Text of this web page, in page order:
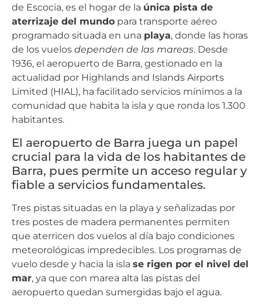
de Escocia, es el hogar de la única pista de
aterrizaje del mundo para transporte aéreo
programado situada en una playa, donde las horas
de los vuelos dependen de las mareas. Desde
1936, el aeropuerto de Barra, gestionado en la
actualidad por Highlands and Islands Airports
Limited (HIAL), ha facilitado servicios mínimos a la
comunidad que habita la isla y que ronda los 1.300
habitantes.
El aeropuerto de Barra juega un papel
crucial para la vida de los habitantes de
Barra, pues permite un acceso regular y
fiable a servicios fundamentales.
Tres pistas situadas en la playa y señalizadas por
tres postes de madera permanentes permiten
que aterricen dos vuelos al día bajo condiciones
meteorológicas impredecibles. Los programas de
vuelo desde y hacia la isla se rigen por el nivel del
mar, ya que con marea alta las pistas del
aeropuerto quedan sumergidas bajo el agua.